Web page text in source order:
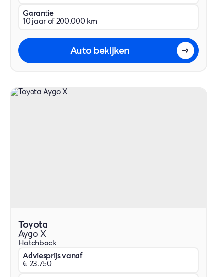
Garantie
10 jaar of 200.000 km
Auto bekijken
Toyota
Aygo X
Hatchback
Adviesprijs vanaf
€ 23.750